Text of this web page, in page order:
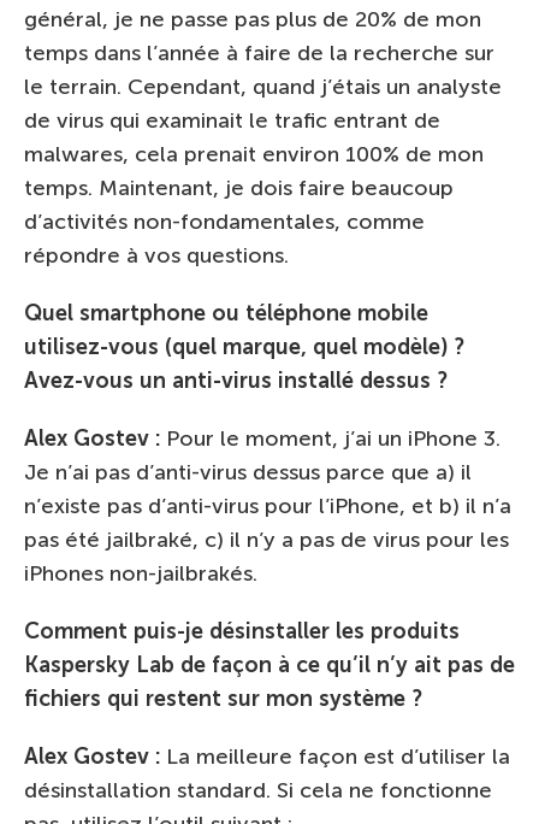
général, je ne passe pas plus de 20% de mon
temps dans l’année à faire de la recherche sur
le terrain. Cependant, quand j’étais un analyste
de virus qui examinait le trafic entrant de
malwares, cela prenait environ 100% de mon
temps. Maintenant, je dois faire beaucoup
d’activités non-fondamentales, comme
répondre à vos questions.
Quel smartphone ou téléphone mobile
utilisez-vous (quel marque, quel modèle) ?
Avez-vous un anti-virus installé dessus ?
Alex Gostev : Pour le moment, j’ai un iPhone 3.
Je n’ai pas d’anti-virus dessus parce que a) il
n’existe pas d’anti-virus pour l’iPhone, et b) il n’a
pas été jailbraké, c) il n’y a pas de virus pour les
iPhones non-jailbrakés.
Comment puis-je désinstaller les produits
Kaspersky Lab de façon à ce qu’il n’y ait pas de
fichiers qui restent sur mon système ?
Alex Gostev : La meilleure façon est d’utiliser la
désinstallation standard. Si cela ne fonctionne